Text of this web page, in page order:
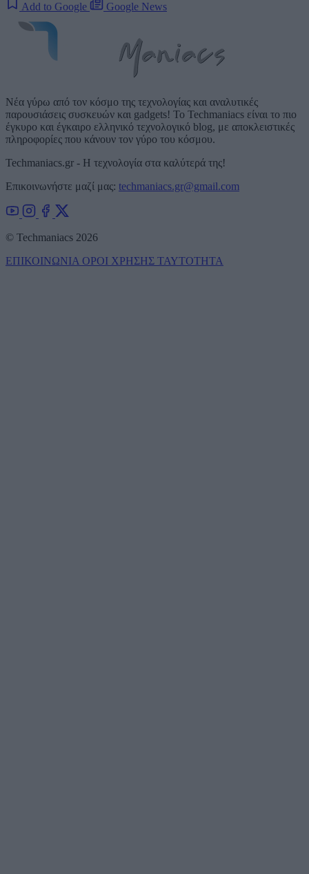
Add to Google Google News
Νέα γύρω από τον κόσμο της τεχνολογίας και αναλυτικές
παρουσιάσεις συσκευών και gadgets! Το Techmaniacs είναι το πιο
έγκυρο και έγκαιρο ελληνικό τεχνολογικό blog, με αποκλειστικές
πληροφορίες που κάνουν τον γύρο του κόσμου.
Techmaniacs.gr - Η τεχνολογία στα καλύτερά της!
Επικοινωνήστε μαζί μας: techmaniacs.gr@gmail.com
© Techmaniacs 2026
ΕΠΙΚΟΙΝΩΝΙΑ ΟΡΟΙ ΧΡΗΣΗΣ ΤΑΥΤΟΤΗΤΑ